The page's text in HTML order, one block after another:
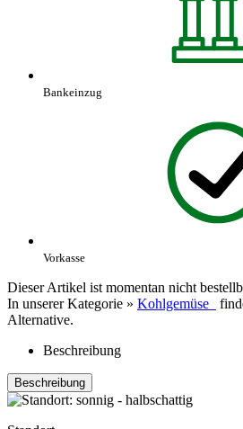
Bankeinzug
Vorkasse
Dieser Artikel ist momentan nicht
In unserer Kategorie » Kohlgemüse
Alternative.
Beschreibung
Beschreibung